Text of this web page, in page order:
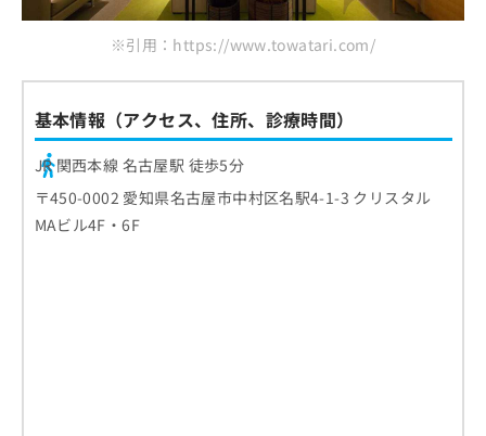
※引用：https://www.towatari.com/
基本情報（アクセス、住所、診療時間）
JR 関西本線 名古屋駅 徒歩5分
〒450-0002 愛知県名古屋市中村区名駅4-1-3 クリスタル
MAビル4F・6F